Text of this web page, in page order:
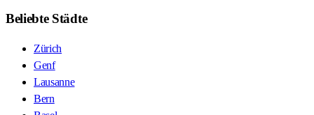
Beliebte Städte
Zürich
Genf
Lausanne
Bern